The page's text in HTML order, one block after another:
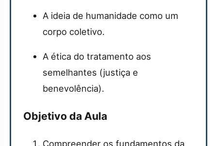
A ideia de humanidade como um
corpo coletivo.
A ética do tratamento aos
semelhantes (justiça e
benevolência).
Objetivo da Aula
Compreender os fundamentos da